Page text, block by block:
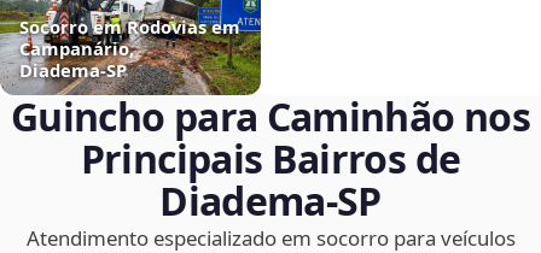
Socorro em Rodovias em
Campanário,
Diadema‑SP
Guincho para Caminhão nos
Principais Bairros de
Diadema‑SP
Atendimento especializado em socorro para veículos